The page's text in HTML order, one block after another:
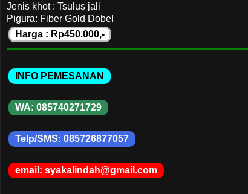
Jenis khot : Tsulus jali
Pigura: Fiber Gold Dobel
Harga : Rp450.000,-
INFO PEMESANAN
WA: 085740271729
Telp/SMS: 085726877057
email: syakalindah@gmail.com